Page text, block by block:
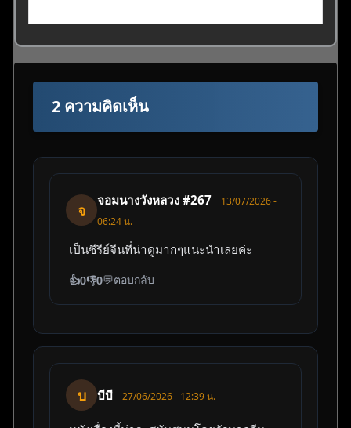
2 ความคิดเห็น
จ
จอมนางวังหลวง #267
13/07/2026 -
06:24 น.
เป็นซีรีย์จีนที่น่าดูมากๆแนะนำเลยค่ะ
👍0👎0💬ตอบกลับ
บ บีบี 27/06/2026 - 12:39 น.